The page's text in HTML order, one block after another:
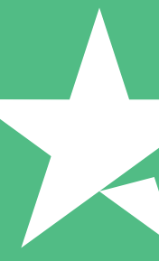
de Crédits
avec des crédits de
1 Téléchargement
10 00